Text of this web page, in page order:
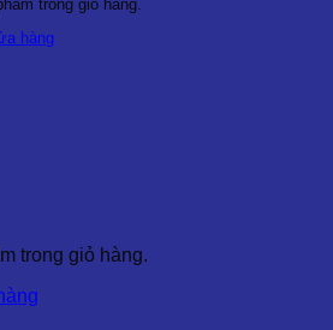
trong giỏ hàng.
hàng
trong giỏ hàng.